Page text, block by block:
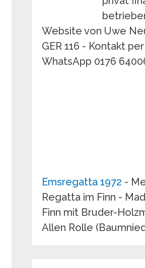
Website von Uwe
GER 116 - Kontakt per
WhatsApp 0176
Emsregatta 1972 -
Regatta im Finn -
Finn mit Bruder-
Allen Rolle